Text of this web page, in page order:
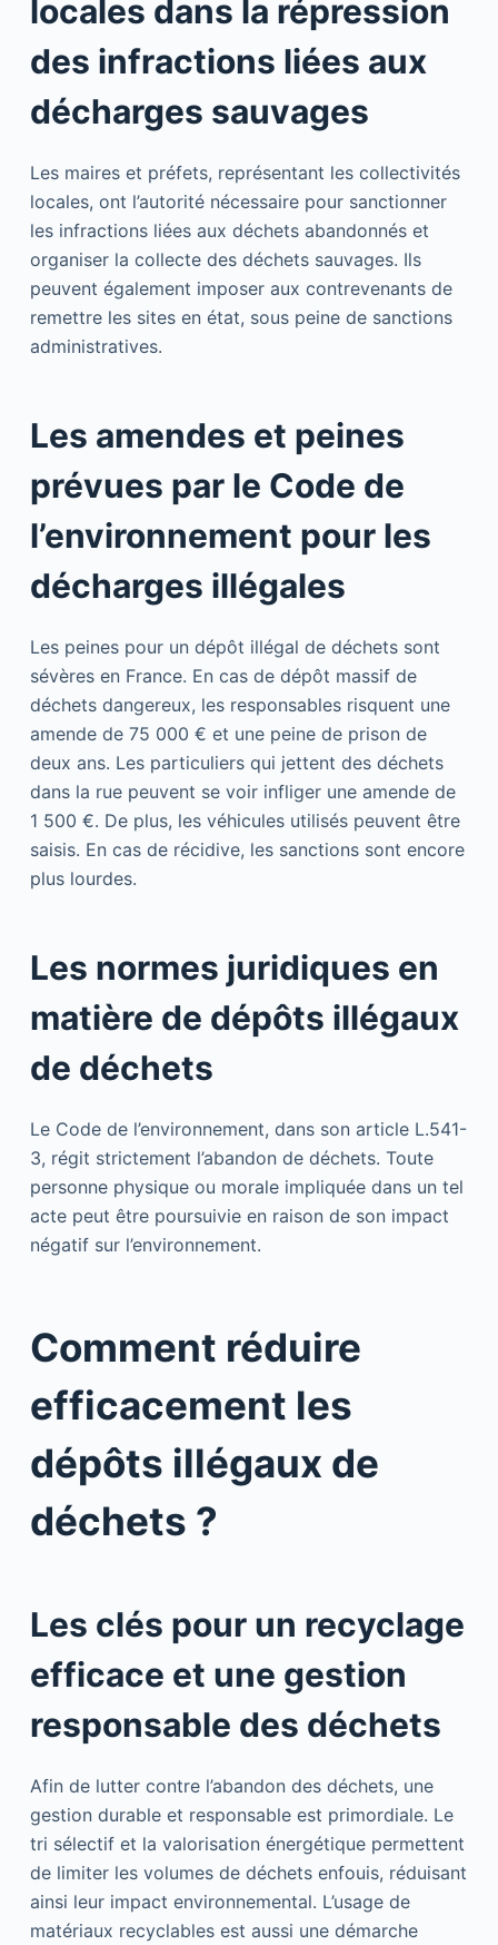
locales dans la répression
des infractions liées aux
décharges sauvages
Les maires et préfets, représentant les collectivités
locales, ont l’autorité nécessaire pour sanctionner
les infractions liées aux déchets abandonnés et
organiser la collecte des déchets sauvages. Ils
peuvent également imposer aux contrevenants de
remettre les sites en état, sous peine de sanctions
administratives.
Les amendes et peines
prévues par le Code de
l’environnement pour les
décharges illégales
Les peines pour un dépôt illégal de déchets sont
sévères en France. En cas de dépôt massif de
déchets dangereux, les responsables risquent une
amende de 75 000 € et une peine de prison de
deux ans. Les particuliers qui jettent des déchets
dans la rue peuvent se voir infliger une amende de
1 500 €. De plus, les véhicules utilisés peuvent être
saisis. En cas de récidive, les sanctions sont encore
plus lourdes.
Les normes juridiques en
matière de dépôts illégaux
de déchets
Le Code de l’environnement, dans son article L.541-
3, régit strictement l’abandon de déchets. Toute
personne physique ou morale impliquée dans un tel
acte peut être poursuivie en raison de son impact
négatif sur l’environnement.
Comment réduire
efficacement les
dépôts illégaux de
déchets ?
Les clés pour un recyclage
efficace et une gestion
responsable des déchets
Afin de lutter contre l’abandon des déchets, une
gestion durable et responsable est primordiale. Le
tri sélectif et la valorisation énergétique permettent
de limiter les volumes de déchets enfouis, réduisant
ainsi leur impact environnemental. L’usage de
matériaux recyclables est aussi une démarche